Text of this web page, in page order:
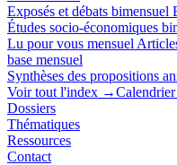
Exposés et débats bimensuel
Études socio-économiques
Lu pour vous mensuel
base mensuel
Synthèses des propositions
Voir tout l'index →
Dossiers
Thématiques
Ressources
Contact